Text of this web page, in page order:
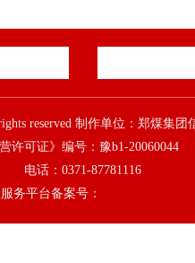
reserved 制作单位：郑煤集团
许可证》编号：豫b1-20060044
电话：0371-87781116
务平台备案号：